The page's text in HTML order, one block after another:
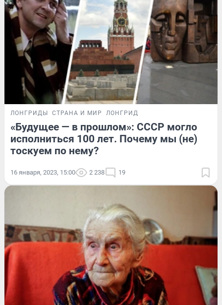
ЛОНГРИДЫ СТРАНА И МИР ЛОНГРИД
«Будущее — в прошлом»: СССР могло
исполниться 100 лет. Почему мы (не)
тоскуем по нему?
16 января, 2023, 15:00 2 238 19